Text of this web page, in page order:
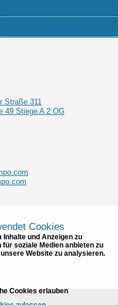
Straße 311
49 Stiege A 2.OG
50 - 765
50 - 725
Cookies
und Anzeigen zu
soziale Medien anbieten zu
Website zu analysieren.
Cookies erlauben